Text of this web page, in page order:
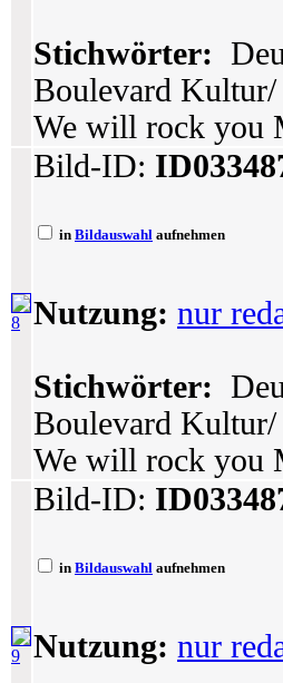
Stichwörter:
Boulevard Kultur/
We will rock you
8
Bild-ID:
in Bildauswahl aufnehmen
Nutzung: nur
Stichwörter:
Boulevard Kultur/
We will rock you
9
Bild-ID:
in Bildauswahl aufnehmen
Nutzung: nur